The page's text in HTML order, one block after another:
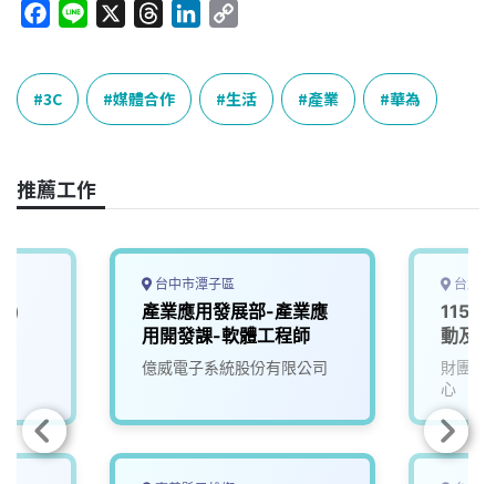
c
e
b
o
k
n
e
r
e
a
n
k
e
n
p
y
L
k
3C 媒體合作 生活 產業 華為
推薦工作
)
台中市潭子區
產業應用發展部-產業應
用開發課-軟體工程師
億威電子系統股份有限公司
台北
動及
財團法
心